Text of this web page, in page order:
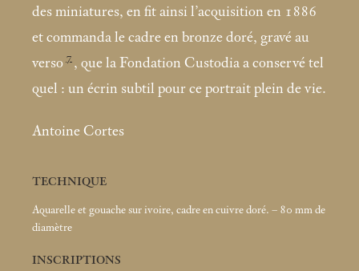
des miniatures, en fit ainsi l’acquisition en 1886
et commanda le cadre en bronze doré, gravé au
verso 7 , que la Fondation Custodia a conservé tel
quel : un écrin subtil pour ce portrait plein de vie.
Antoine Cortes
TECHNIQUE
Aquarelle et gouache sur ivoire, cadre en cuivre doré. – 80 mm de
diamètre
INSCRIPTIONS